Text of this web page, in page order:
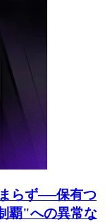
らず──保有つ
覇"への異常な